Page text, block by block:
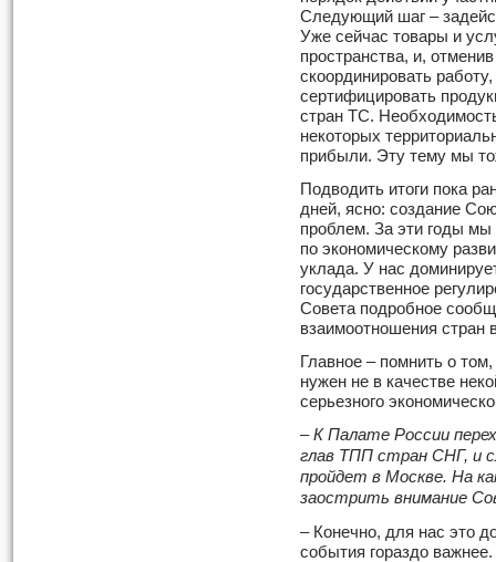
Следующий шаг –
Уже сейчас товары и
пространства, и,
скоординировать
сертифицировать
стран ТС.
некоторых
прибыли. Эту тему мы
Подводить итоги пока
дней, ясно: создание
проблем. За эти годы мы
по экономическому
уклада. У нас
государственное
Совета подробное
взаимоотношения стран
Главное – помнить о
нужен не в качестве
серьезного
– К Палате России
глав ТПП стран СНГ, и
пройдет в Москве. На
заострить внимание
– Конечно, для нас это
события гораздо